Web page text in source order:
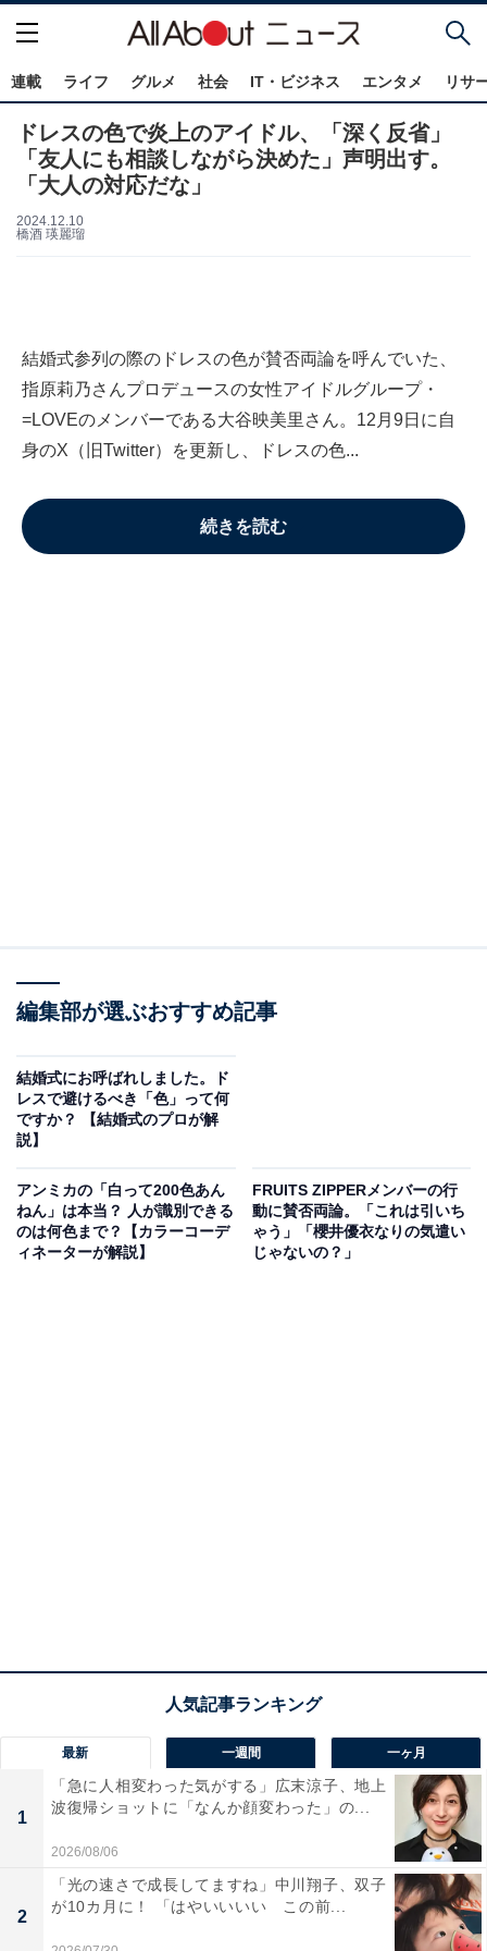
連載 ライフ グルメ 社会 IT・ビジネス エンタメ リサ
ドレスの色で炎上のアイドル、「深く反省」
「友人にも相談しながら決めた」声明出す。
「大人の対応だな」
2024.12.10
橋酒 瑛麗瑠
結婚式参列の際のドレスの色が賛否両論を呼んでいた、
指原莉乃さんプロデュースの女性アイドルグループ・
=LOVEのメンバーである大谷映美里さん。12月9日に自
身のX（旧Twitter）を更新し、ドレスの色...
続きを読む
編集部が選ぶおすすめ記事
結婚式にお呼ばれしました。ド
レスで避けるべき「色」って何
ですか？ 【結婚式のプロが解
説】
アンミカの「白って200色あん
ねん」は本当？ 人が識別できる
のは何色まで？【カラーコーデ
ィネーターが解説】
FRUITS ZIPPERメンバーの行
動に賛否両論。「これは引いち
ゃう」「櫻井優衣なりの気遣い
じゃないの？」
最新 一週間 一ヶ月
1
「急に人相変わった気がする」広末涼子、地上
波復帰ショットに「なんか顔変わった」の...
2026/08/06
2
「光の速さで成長してますね」中川翔子、双子
が10カ月に！ 「はやいいいい この前...